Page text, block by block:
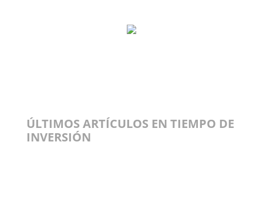
ÚLTIMOS ARTÍCULOS EN TIEMPO DE
INVERSIÓN